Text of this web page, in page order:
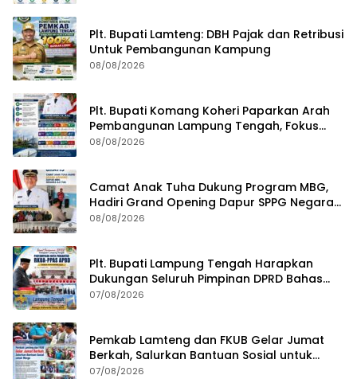
Plt. Bupati Lamteng: DBH Pajak dan Retribusi
Untuk Pembangunan Kampung
08/08/2026
Plt. Bupati Komang Koheri Paparkan Arah
Pembangunan Lampung Tengah, Fokus
pada SDM, Ekonomi, Infrastruktur dan
08/08/2026
Camat Anak Tuha Dukung Program MBG,
Hadiri Grand Opening Dapur SPPG Negara
Aji Tua Lampung Tengah
08/08/2026
Plt. Bupati Lampung Tengah Harapkan
Dukungan Seluruh Pimpinan DPRD Bahas
RKUA-PPAS APBD Tahun 2027
07/08/2026
Pemkab Lamteng dan FKUB Gelar Jumat
Berkah, Salurkan Bantuan Sosial untuk
Warga
07/08/2026